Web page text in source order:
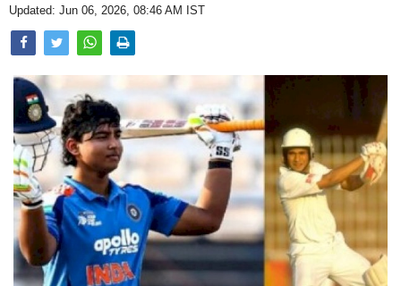
Health & Lifestyle
Home
Updated: Jun 06, 2026, 08:46 AM IST